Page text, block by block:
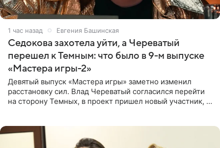
1 час назад Евгения Башинская
Седокова захотела уйти, а Череватый
перешел к Темным: что было в 9-м выпуске
«Мастера игры-2»
Девятый выпуск «Мастера игры» заметно изменил
расстановку сил. Влад Череватый согласился перейти
на сторону Темных, в проект пришел новый участник, а